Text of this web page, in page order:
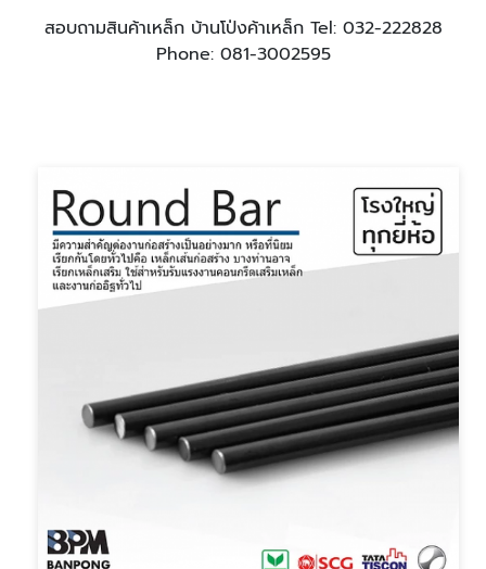
สอบถามสินค้าเหล็ก บ้านโป่งค้าเหล็ก Tel: 032-222828
Phone: 081-3002595